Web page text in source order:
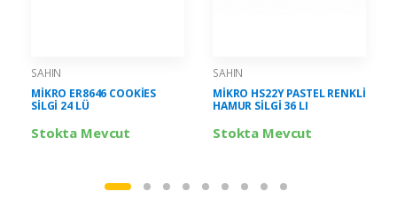
SAHIN
MİKRO ER8646 COOKİES
SİLGİ 24 LÜ
Stokta Mevcut
SAHIN
MİKRO HS22Y PASTEL RENKLİ
HAMUR SİLGİ 36 LI
Stokta Mevcut